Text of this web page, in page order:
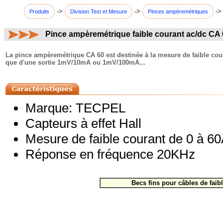
Produits -> Division Test et Mesure -> Pinces ampèremétriques ->
Pince ampèremétrique faible courant ac/dc CA
La pince ampèremétrique CA 60 est destinée à la mesure de faible
que d'une sortie 1mV/10mA ou 1mV/100mA...
Marque: TECPEL
Capteurs à effet Hall
Mesure de faible courant de 0 à
Réponse en fréquence 20KHz
Becs fins pour câbles de